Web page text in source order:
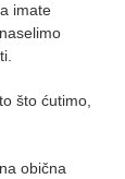
imate
što ćutimo,
obična